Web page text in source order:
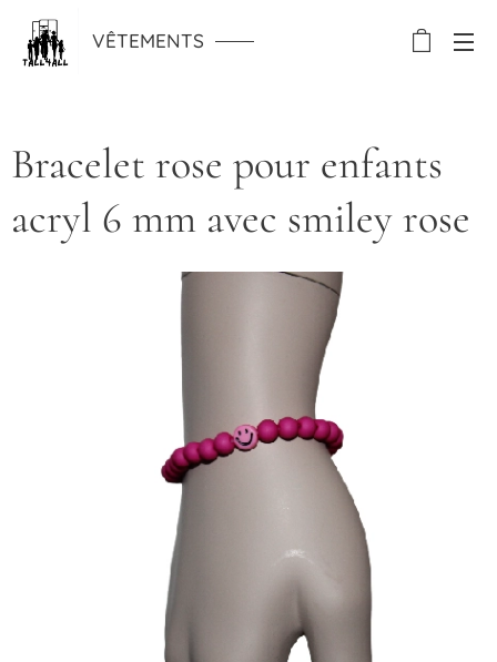
VÊTEMENTS
Bracelet rose pour enfants
acryl 6 mm avec smiley rose